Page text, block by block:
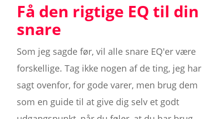
Få den rigtige EQ til din
snare
Som jeg sagde før, vil alle snare EQ'er være
forskellige. Tag ikke nogen af de ting, jeg har
sagt ovenfor, for gode varer, men brug dem
som en guide til at give dig selv et godt